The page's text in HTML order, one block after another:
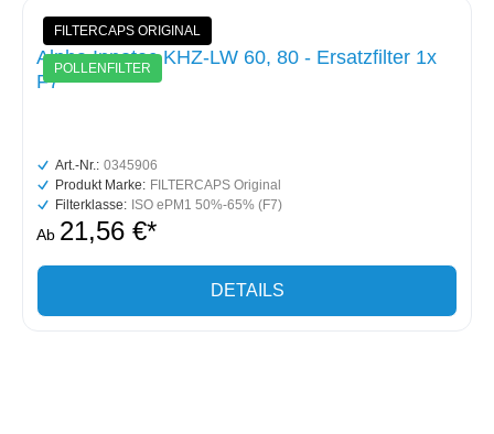
FILTERCAPS ORIGINAL
POLLENFILTER
Alpha Innotec KHZ-LW 60, 80 - Ersatzfilter 1x
F7
Art.-Nr.: 0345906
Produkt Marke: FILTERCAPS Original
Filterklasse: ISO ePM1 50%-65% (F7)
Ab 21,56 €*
DETAILS